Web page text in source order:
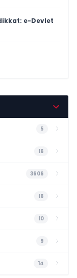
e-Devlet
5
16
3606
16
10
9
14